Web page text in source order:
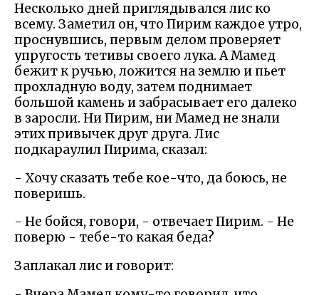
Несколько дней приглядывался лис ко
всему. Заметил он, что Пирим каждое утро,
проснувшись, первым делом проверяет
упругость тетивы своего лука. А Мамед
бежит к ручью, ложится на землю и пьет
прохладную воду, затем поднимает
большой камень и забрасывает его далеко
в заросли. Ни Пирим, ни Мамед не знали
этих привычек друг друга. Лис
подкараулил Пирима, сказал:
- Хочу сказать тебе кое-что, да боюсь, не
поверишь.
- Не бойся, говори, - отвечает Пирим. - Не
поверю - тебе-то какая беда?
Заплакал лис и говорит: